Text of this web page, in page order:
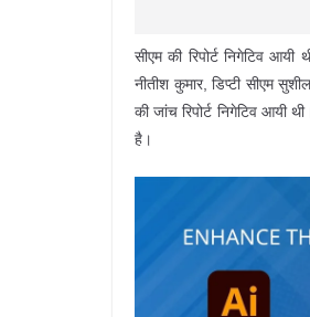
सीएम की रिपोर्ट निगेटिव
नीतीश कुमार, डिप्टी सीएम
की जांच रिपोर्ट निगेटिव आयी
है।